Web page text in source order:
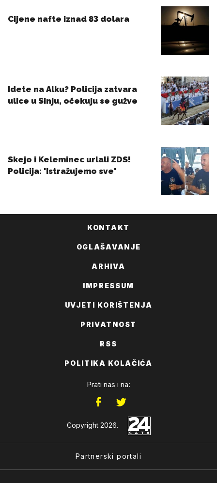
KONTAKT
OGLAŠAVANJE
ARHIVA
IMPRESSUM
UVJETI KORIŠTENJA
PRIVATNOST
RSS
POLITIKA KOLAČIĆA
Prati nas i na:
Copyright 2026.
Partnerski portali